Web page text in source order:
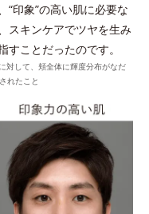
ローションのうる
グリコール
、クリームに配合
ロテクトパウダー
化AI＝皮脂を吸着しうるお
“印象”の高い肌に必要な
スキンケアでツヤを生み
ことだったのです。
対して、頬全体に輝度分布がなだ
れたこと